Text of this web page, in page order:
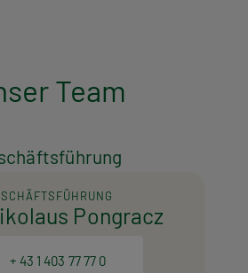
Team
Pongracz
+ 43 1 403 77 77 0